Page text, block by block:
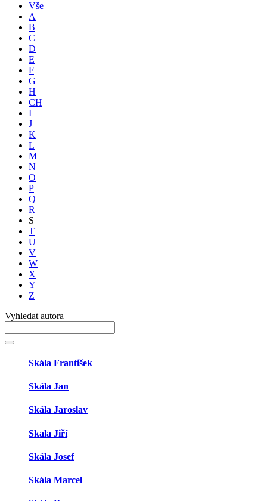
Vše
A
B
C
D
E
F
G
H
CH
I
J
K
L
M
N
O
P
Q
R
S
T
U
V
W
X
Y
Z
Vyhledat autora
Skála František
Skála Jan
Skála Jaroslav
Skala Jiří
Skála Josef
Skála Marcel